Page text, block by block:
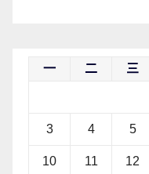
一 二 三
3 4 5
10 11 12